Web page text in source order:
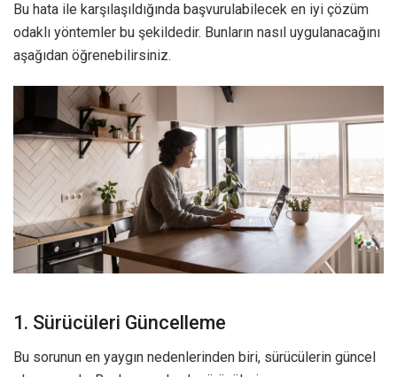
Bu hata ile karşılaşıldığında başvurulabilecek en iyi çözüm
odaklı yöntemler bu şekildedir. Bunların nasıl uygulanacağını
aşağıdan öğrenebilirsiniz.
1. Sürücüleri Güncelleme
Bu sorunun en yaygın nedenlerinden biri, sürücülerin güncel